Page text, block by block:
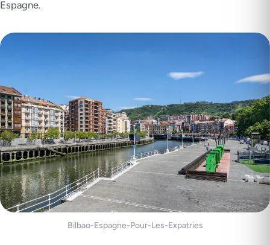
Espagne.
Bilbao-Espagne-Pour-Les-Expatries